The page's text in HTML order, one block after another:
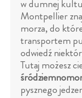
w dumnej
Montpellier
morza, do
transportem
odwiedź
Tutaj możesz
pysznego